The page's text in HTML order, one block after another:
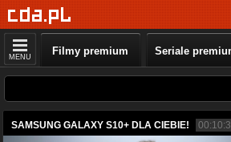
MENU Filmy premium Seriale
SAMSUNG GALAXY S10+ DLA CIEBIE!